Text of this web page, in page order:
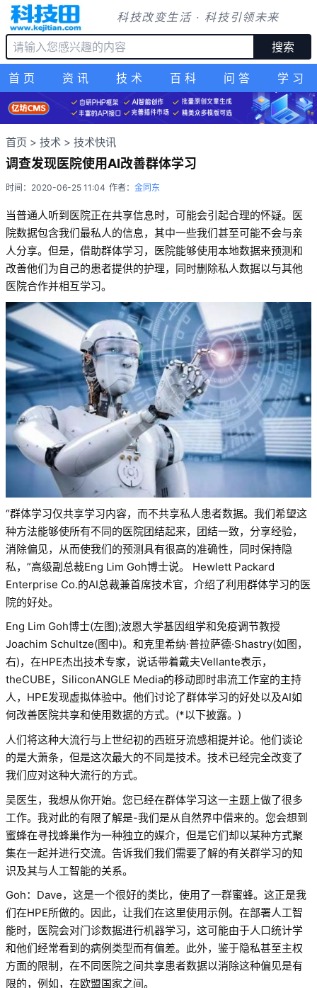
科技改变生活 · 科技引领未来
搜索
首页 资讯 技术 百科 问答 学习
首页 > 技术 > 技术快讯
调查发现医院使用AI改善群体学习
时间：2020-06-25 11:04 作者： 金同东
当普通人听到医院正在共享信息时，可能会引起合理的怀疑。医
院数据包含我们最私人的信息，其中一些我们甚至可能不会与亲
人分享。但是，借助群体学习，医院能够使用本地数据来预测和
改善他们为自己的患者提供的护理，同时删除私人数据以与其他
医院合作并相互学习。
“群体学习仅共享学习内容，而不共享私人患者数据。我们希望这
种方法能够使所有不同的医院团结起来，团结一致，分享经验，
消除偏见，从而使我们的预测具有很高的准确性，同时保持隐
私，”高级副总裁Eng Lim Goh博士说。 Hewlett Packard
Enterprise Co.的AI总裁兼首席技术官，介绍了利用群体学习的医
院的好处。
Eng Lim Goh博士(左图);波恩大学基因组学和免疫调节教授
Joachim Schultze(图中)。和克里希纳·普拉萨德·Shastry(如图，
右)，在HPE杰出技术专家，说话带着戴夫Vellante表示，
theCUBE，SiliconANGLE Media的移动即时串流工作室的主持
人，HPE发现虚拟体验中。他们讨论了群体学习的好处以及AI如
何改善医院共享和使用数据的方式。(*以下披露。)
人们将这种大流行与上世纪初的西班牙流感相提并论。他们谈论
的是大萧条，但是这次最大的不同是技术。技术已经完全改变了
我们应对这种大流行的方式。
吴医生，我想从你开始。您已经在群体学习这一主题上做了很多
工作。我对此的有限了解是-我们是从自然界中借来的。您会想到
蜜蜂在寻找蜂巢作为一种独立的媒介，但是它们却以某种方式聚
集在一起并进行交流。告诉我们我们需要了解的有关群学习的知
识及其与人工智能的关系。
Goh：Dave，这是一个很好的类比，使用了一群蜜蜂。这正是我
们在HPE所做的。因此，让我们在这里使用示例。在部署人工智
能时，医院会对门诊数据进行机器学习，这可能由于人口统计学
和他们经常看到的病例类型而有偏差。此外，鉴于隐私甚至主权
方面的限制，在不同医院之间共享患者数据以消除这种偏见是有
限的，例如，在欧盟国家之间。